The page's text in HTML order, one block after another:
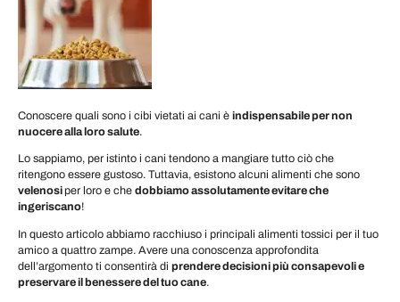
Conoscere quali sono i cibi vietati ai cani è indispensabile per non
nuocere alla loro salute.
Lo sappiamo, per istinto i cani tendono a mangiare tutto ciò che
ritengono essere gustoso. Tuttavia, esistono alcuni alimenti che sono
velenosiper loro e che dobbiamo assolutamente evitare che
ingeriscano!
In questo articolo abbiamo racchiuso i principali alimenti tossici per il tuo
amico a quattro zampe. Avere una conoscenza approfondita
dell’argomento ti consentirà di prendere decisioni più consapevoli e
preservare il benessere del tuo cane.